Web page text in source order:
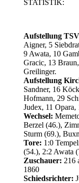
STATISTIK:
Aufstellung
Aigner, 5
9 Awata, 10
Gracic, 13
Greilinger.
Aufstellung
Sandner, 16
Hofmann, 29
Judex, 11
Wechsel:
Berzel (46.),
Sturm (69.),
Tore: 1:0
(54.), 2:2 Awata
Zuschauer: 216
1860
Schiedsrichter: